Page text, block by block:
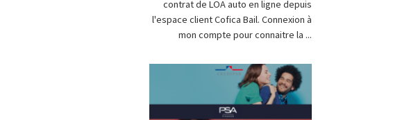
contrat de LOA auto en ligne depuis
l'espace client Cofica Bail. Connexion à
mon compte pour connaitre la ...